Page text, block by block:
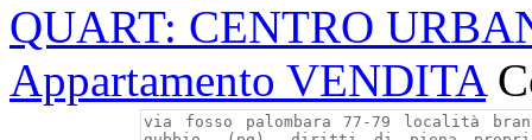
QUART: CENTRO
Appartamento VENDITA